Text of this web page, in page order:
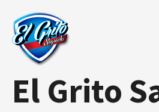
contenido
El Grito